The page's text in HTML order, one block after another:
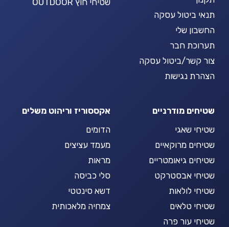
תנאי ביטול עסקה
החשבון שלי
תערוכת חבר
צור קשר/ביטול עסקה
הצהרת נגישות
שטיחים מודרניים
שטיחי שאגי
שטיחים מרוקאיים
שטיחים גיאומטריים
שטיחי אבסטרקט
שטיחי לולאות
שטיחי טלאים
שטיחי עור פרה
אקססוריז וריהוט משלים
הדומים
מעמד עציצים
מראות
סלי כביסה
דשא סינטטי
צמחיה מלאכותית